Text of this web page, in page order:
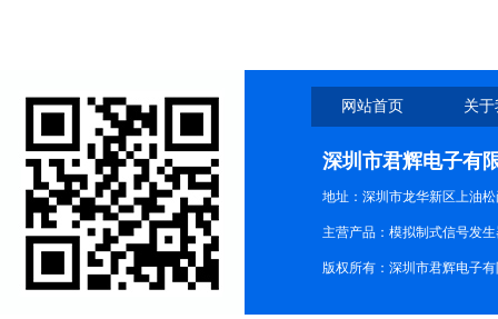
网站首页 关
深圳市君辉电子有
地址：深圳市龙华新区上油松
主营产品：模拟制式信号发
版权所有：深圳市君辉电子